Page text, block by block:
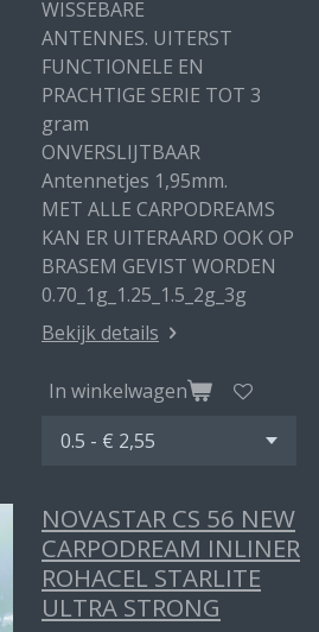
WISSEBARE
ANTENNES. UITERST
FUNCTIONELE EN
PRACHTIGE SERIE TOT 3
gram
ONVERSLIJTBAAR
Antennetjes 1,95mm.
MET ALLE CARPODREAMS
KAN ER UITERAARD OOK OP
BRASEM GEVIST WORDEN
0.70_1g_1.25_1.5_2g_3g
Bekijk details
In winkelwagen
NOVASTAR CS 56 NEW
CARPODREAM INLINER
ROHACEL STARLITE
ULTRA STRONG